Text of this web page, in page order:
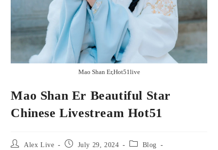
Mao Shan Er,Hot51live
Mao Shan Er Beautiful Star
Chinese Livestream Hot51
Post Alex Live
Post
July 29, 2024
Post
Blog